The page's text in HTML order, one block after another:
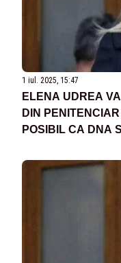
1 iul. 2025, 15:47
ELENA UDREA
DIN
POSIBIL CA DNA